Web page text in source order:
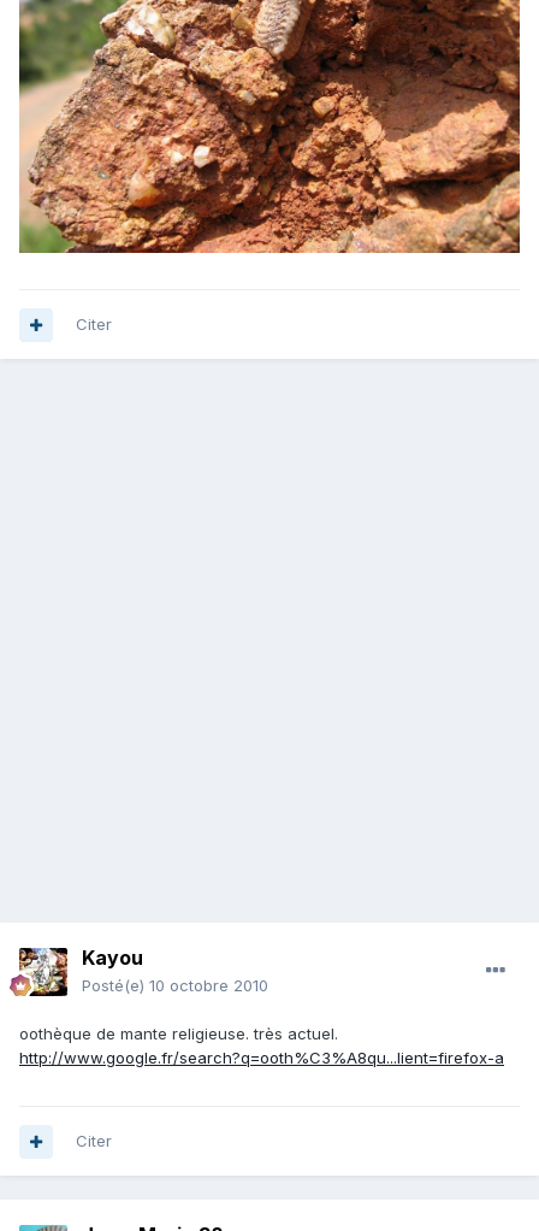
Citer
Kayou
Posté(e) 10 octobre 2010
oothèque de mante religieuse. très actuel.
http://www.google.fr/search?q=ooth%C3%A8qu...lient=firefox-a
Citer